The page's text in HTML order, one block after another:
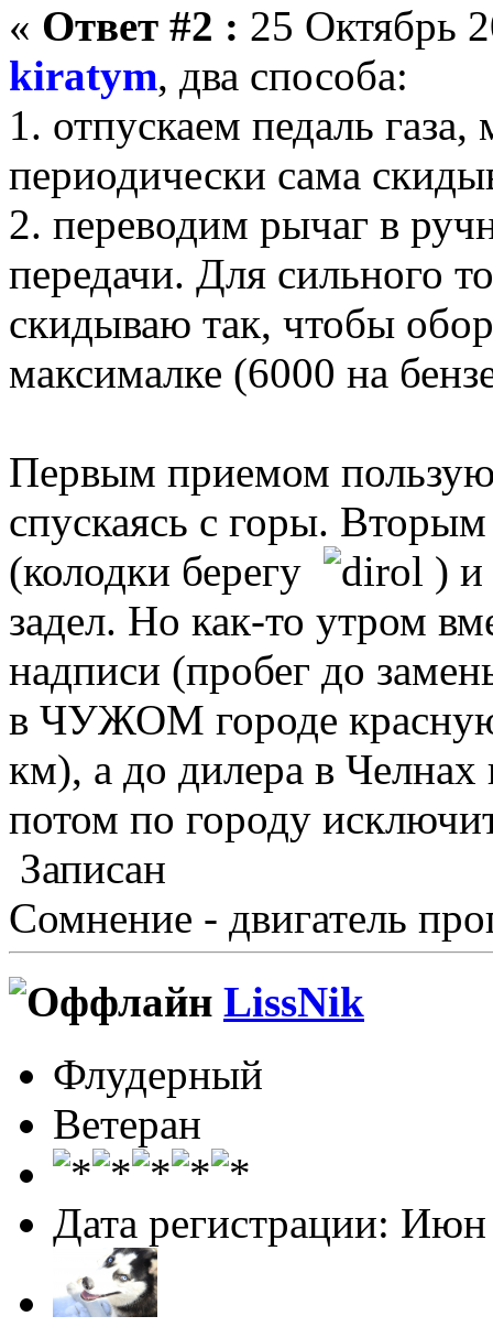
« Ответ #2 : 25 Октябрь
kiratym, два способа:
1. отпускаем педаль
периодически сама
2. переводим рычаг в
передачи. Для сильного
скидываю так, чтобы
максималке (6000 на
Первым приемом
спускаясь с горы.
(колодки берегу
) и
задел. Но как-то утром
надписи (пробег до
в ЧУЖОМ городе
км), а до дилера в Челнах
потом по городу
Записан
Сомнение - двигатель
LissNik
Флудерный
Ветеран
Дата регистрации: